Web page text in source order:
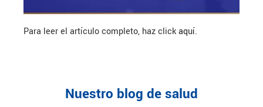
Para leer el artículo completo, haz clickaquí.
Nuestro blog de salud